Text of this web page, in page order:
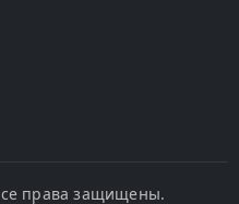
права защищены.